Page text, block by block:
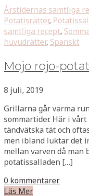
Årstidernas samtliga
Potatisrätter,
samtliga recept,
huvudrätter, Spanskt
Mojo rojo-
8 juli, 2019
Grillarna går varma
sommartider. Här i
tändvätska tät och
men ibland luktar det
mellan varven då man
potatissalladen […]
0 kommentarer
Läs Mer